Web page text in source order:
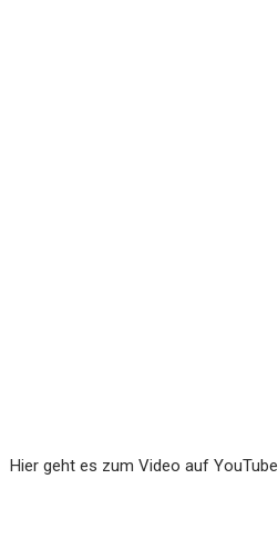
Hier geht es zum Video auf YouTube